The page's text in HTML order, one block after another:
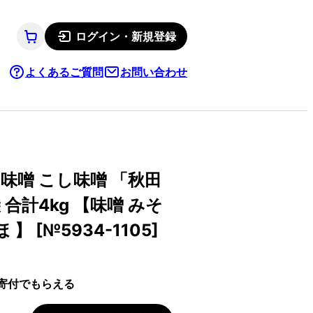
ログイン・新規登録
よくあるご質問 お問い合わせ
噌 こし味噌 「秋田
計4kg 【味噌 みそ
】 [№5934-1105]
付でもらえる